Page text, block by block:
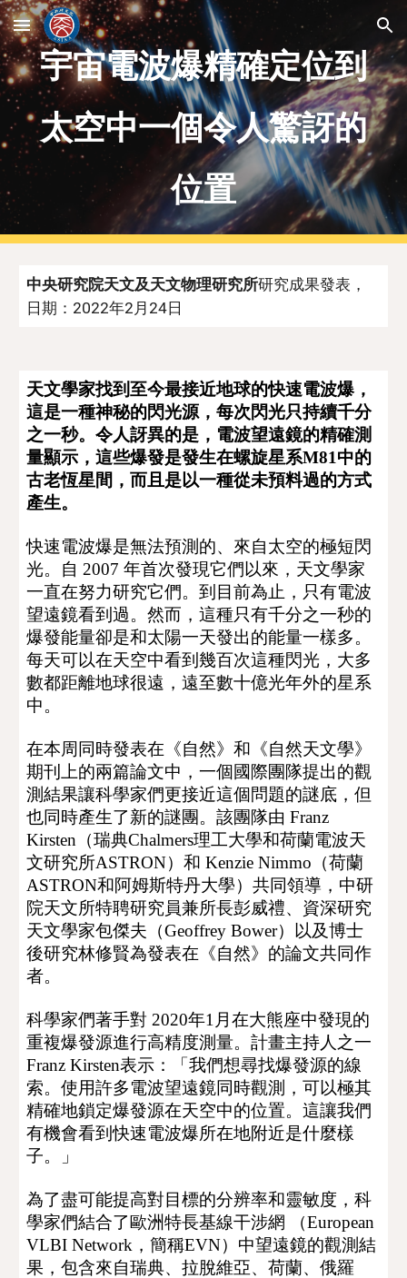
Skip to main content Skip to navigation
宇宙電波爆精確定位到
太空中一個令人驚訝的
位置
中央研究院天文及天文物理研究所研究成果發表，
日期：2022年2月 24 日
天文學家找到至今最接近地球的快速電波爆，
這是一種神秘的閃光源，每次閃光只持續千分
之一秒。令人訝異的是，電波望遠鏡的精確測
量顯示，這些爆發是發生在螺旋星系M81中的
古老恆星間，而且是以一種從未預料過的方式
產生。
快速電波爆是無法預測的、來自太空的極短閃
光。自 2007 年首次發現它們以來，天文學家
一直在努力研究它們。到目前為止，只有電波
望遠鏡看到過。然而，這種只有千分之一秒的
爆發能量卻是和太陽一天發出的能量一樣多。
每天可以在天空中看到幾百次這種閃光，大多
數都距離地球很遠，遠至數十億光年外的星系
中。
在本周同時發表在《自然》和《自然天文學》
期刊上的兩篇論文中，一個國際團隊提出的觀
測結果讓科學家們更接近這個問題的謎底，但
也同時產生了新的謎團。該團隊由 Franz
Kirsten（瑞典Chalmers理工大學和荷蘭電波天
文研究所ASTRON）和 Kenzie Nimmo（荷蘭
ASTRON和阿姆斯特丹大學）共同領導，中研
院天文所特聘研究員兼所長彭威禮、資深研究
天文學家包傑夫（Geoffrey Bower）以及博士
後研究林修賢為發表在 《自然》的論文共同作
者。
科學家們著手對 2020年1月在大熊座中發現的
重複爆發源進行高精度測量。計畫主持人之一
Franz Kirsten表示：「我們想尋找爆發源的線
索。使用許多電波望遠鏡同時觀測，可以極其
精確地鎖定爆發源在天空中的位置。這讓我們
有機會看到快速電波爆所在地附近是什麼樣
子。」
為了盡可能提高對目標的分辨率和靈敏度，科
學家們結合了歐洲特長基線干涉網 （European
VLBI Network，簡稱EVN）中望遠鏡的觀測結
果，包含來自瑞典、拉脫維亞、荷蘭、俄羅